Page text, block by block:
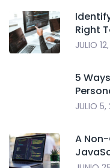
Right
JULIO
5
JULIO
A